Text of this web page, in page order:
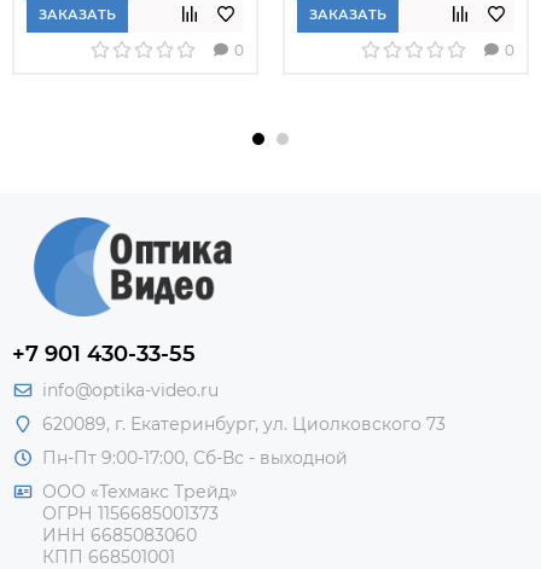
ЗАКАЗАТЬ
0
ЗАКАЗАТЬ
0
+7 901 430-33-55
info@optika-video.ru
620089, г. Екатеринбург, ул. Циолковского 73
Пн-Пт 9:00-17:00, Сб-Вс - выходной
ООО «Техмакс Трейд»
ОГРН 1156685001373
ИНН 6685083060
КПП 668501001